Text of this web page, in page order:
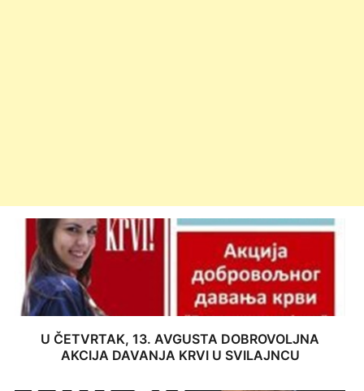
U ČETVRTAK, 13. AVGUSTA DOBROVOLJNA
AKCIJA DAVANJA KRVI U SVILAJNCU